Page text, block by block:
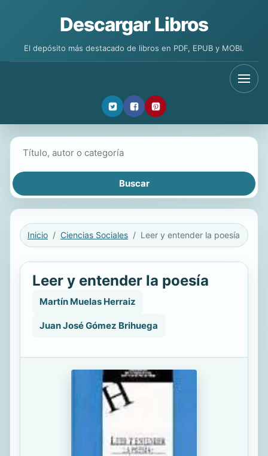
Descargar Libros
El depósito más destacado de libros en PDF, EPUB y MOBI.
Inicio Ciencias Sociales Leer y entender la poesía
Leer y entender la poesía
Martín Muelas Herraiz
Juan José Gómez Brihuega